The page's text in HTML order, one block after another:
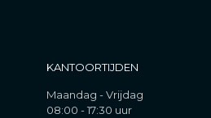
KANTOORTIJDEN
Maandag - Vrijdag
08:00 - 17:30 uur